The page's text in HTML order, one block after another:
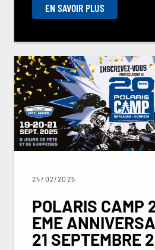
EN SAVOIR PLUS
24/02/2025
POLARIS CAMP
EME
21 SEPTEMBRE